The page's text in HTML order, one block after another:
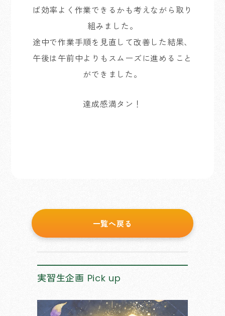
ば効率よく作業できるかも考えながら取り
組みました。
途中で作業手順を見直して改善した結果、
午後は午前中よりもスムーズに進めること
ができました。
達成感満タン！
一覧へ戻る
実習生企画 Pick up